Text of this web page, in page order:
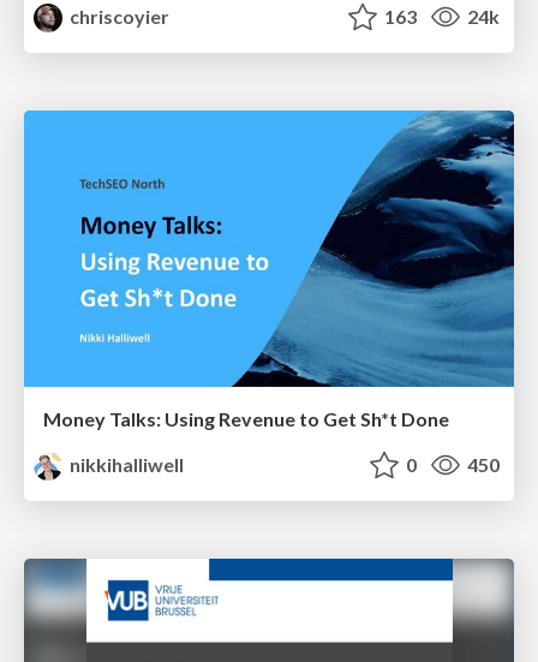
chriscoyier
163 24k
Money Talks: Using Revenue to Get Sh*t Done
nikkihalliwell
0 450